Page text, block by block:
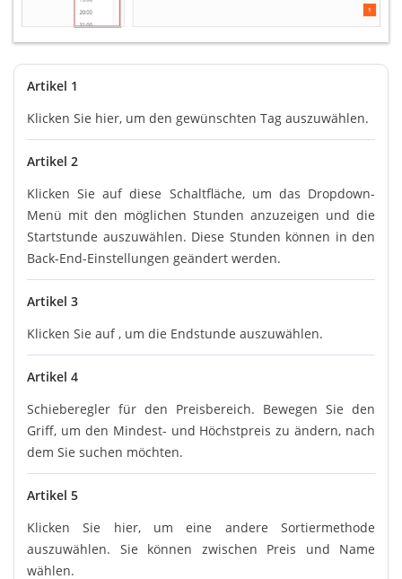
Artikel 1
Klicken Sie hier, um den gewünschten Tag auszuwählen.
Artikel 2
Klicken Sie auf diese Schaltfläche, um das Dropdown-
Menü mit den möglichen Stunden anzuzeigen und die
Startstunde auszuwählen. Diese Stunden können in den
Back-End-Einstellungen geändert werden.
Artikel 3
Klicken Sie auf , um die Endstunde auszuwählen.
Artikel 4
Schieberegler für den Preisbereich. Bewegen Sie den
Griff, um den Mindest- und Höchstpreis zu ändern, nach
dem Sie suchen möchten.
Artikel 5
Klicken Sie hier, um eine andere Sortiermethode
auszuwählen. Sie können zwischen Preis und Name
wählen.